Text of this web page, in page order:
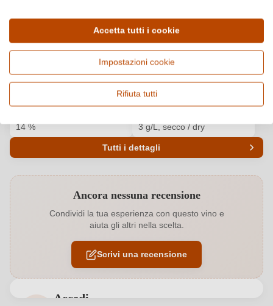
Dettagli del prodotto
Paese e regione
Vitigno e tipologia
Primitivo, Vino rosso
Origine
Primitivo di Manduria DOC
Qualità
DOC
14 %
3 g/L, secco / dry
Tutti i dettagli
Acidità 0,7 g/L
Affinamento Botte inox
Annata 2018
Ancora nessuna recensione
Condividi la tua esperienza con questo vino e
aiuta gli altri nella scelta.
Scrivi una recensione
Accedi
Accetta tutti i cookie
Impostazioni cookie
Rifiuta tutti